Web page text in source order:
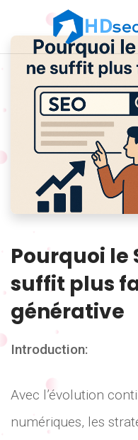
Pourquoi le
suffit plus
générative
Introduction:
Avec l’évolution
numériques, les